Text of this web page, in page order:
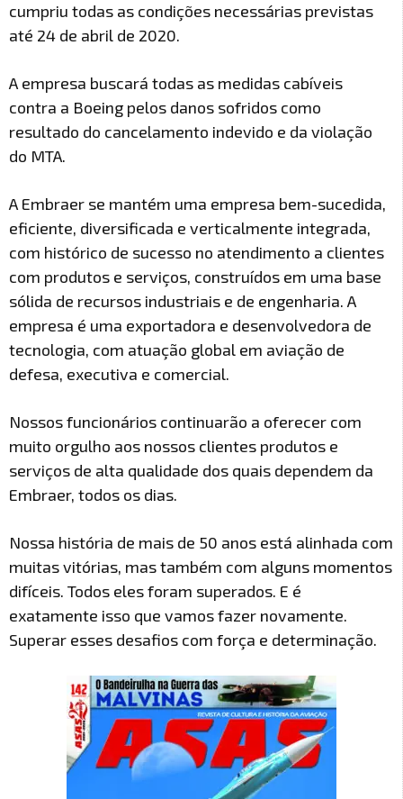
cumpriu todas as condições necessárias previstas
até 24 de abril de 2020.
A empresa buscará todas as medidas cabíveis
contra a Boeing pelos danos sofridos como
resultado do cancelamento indevido e da violação
do MTA.
A Embraer se mantém uma empresa bem-sucedida,
eficiente, diversificada e verticalmente integrada,
com histórico de sucesso no atendimento a clientes
com produtos e serviços, construídos em uma base
sólida de recursos industriais e de engenharia. A
empresa é uma exportadora e desenvolvedora de
tecnologia, com atuação global em aviação de
defesa, executiva e comercial.
Nossos funcionários continuarão a oferecer com
muito orgulho aos nossos clientes produtos e
serviços de alta qualidade dos quais dependem da
Embraer, todos os dias.
Nossa história de mais de 50 anos está alinhada com
muitas vitórias, mas também com alguns momentos
difíceis. Todos eles foram superados. E é
exatamente isso que vamos fazer novamente.
Superar esses desafios com força e determinação.